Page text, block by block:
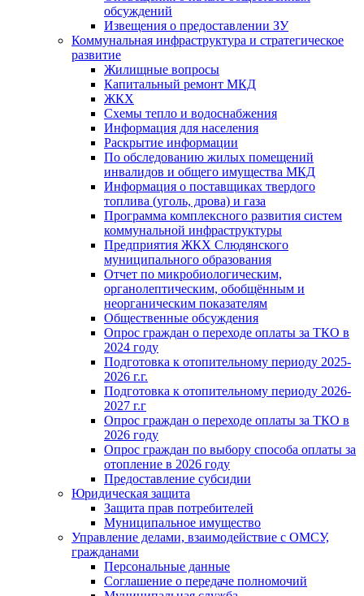
обсуждений
Извещения о предоставлении ЗУ
Коммунальная инфраструктура и стратегическое
развитие
Жилищные вопросы
Капитальный ремонт МКД
ЖКХ
Схемы тепло и водоснабжения
Информация для населения
Раскрытие информации
По обследованию жилых помещений
инвалидов и общего имущества МКД
Информация о поставщиках твердого
топлива (уголь, дрова) и газа
Программа комплексного развития систем
коммунальной инфраструктуры
Предприятия ЖКХ Слюдянского
муниципального образования
Отчет по микробиологическим,
органолептическим, обобщённым и
неорганическим показателям
Общественные обсуждения
Опрос граждан о переходе оплаты за ТКО в
2024 году
Подготовка к отопительному периоду 2025-
2026 г.г.
Подготовка к отопительному периоду 2026-
2027 г.г
Опрос граждан о переходе оплаты за ТКО в
2026 году
Опрос граждан по выбору способа оплаты за
отопление в 2026 году
Предоставление субсидии
Юридическая защита
Защита прав потребителей
Муниципальное имущество
Управление делами, взаимодействие с ОМСУ,
гражданами
Персональные данные
Соглашение о передаче полномочий